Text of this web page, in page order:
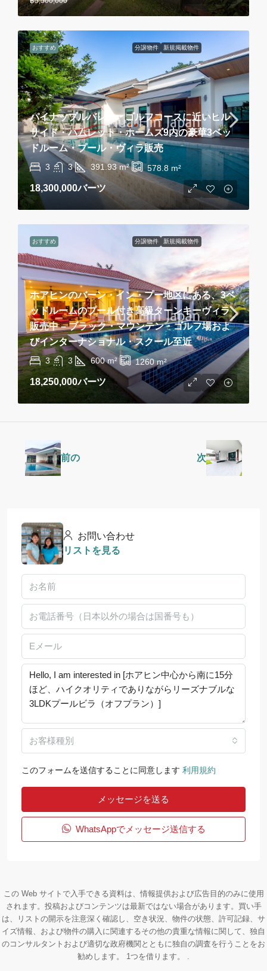
おすすめ 分譲物件 新規掲載物件
パイナップルバレー・ゴルフコースに近いヒル
サイド・ハムレット・ホームズ9内の豪華3ベッ
ドルーム・プール・ヴィラ販売
3 3 391.93 m² 578.8 m²
18,300,000バーツ
おすすめ 分譲物件 新規掲載物件
ホアヒンのバーン・イン・プー地区にある、3ベ
ッドルームのプール付き高級ターンキーヴィラ
販売中 – ブラック・マウンテン・ゴルフ場およ
びインターナショナル・スクール至近
3 3 600 m² 1260m²
18,250,000バーツ
前の 次
お問い合わせ
リストを見る
お客様種別
このフォームを送信することに同意します 利用規約
メッセージを送る
WhatsAppでメッセージ送信する
この Web サイトで入手できる資料は、情報提供および広告目的のみに使用
されます。投稿およびコンテンツは最新ではない場合があります。買い手
は、リストの開示を注意深く確認し、空き状況、物件の状態、許可記録、サ
イズ情報、および物件の購入に関連するその他の貴重な情報に関して、独自
のコンサルタントおよび適切な政府機関とともに独自の調査を行うことをお
勧めします。 1つを借ります。 .